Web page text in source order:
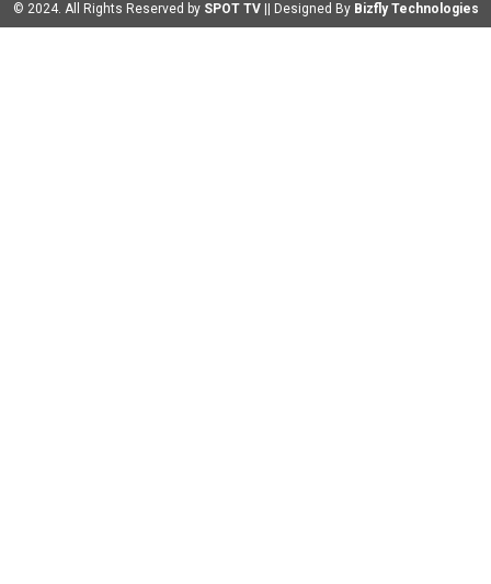
© 2024. All Rights Reserved by SPOT TV || Designed By Bizfly Technologies